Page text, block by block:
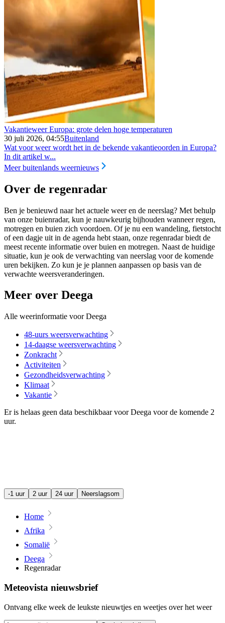
Vakantieweer Europa: grote delen hoge temperaturen
30 juli 2026, 04:55Buitenland
Wat voor weer wordt het in de bekende vakantieoorden in Europa?
In dit artikel w...
Meer buitenlands weernieuws
Over de regenradar
Ben je benieuwd naar het actuele weer en de neerslag? Met behulp
van onze buienradar, kun je nauwkeurig bijhouden wanneer regen,
motregen en buien zich voordoen. Of je nu een wandeling, fietstocht
of een dagje uit in de agenda hebt staan, onze regenradar biedt de
meest recente informatie over buien en motregen. Naast de huidige
situatie, kun je ook de verwachting van neerslag voor de komende
uren bekijken. Zo kun je je plannen aanpassen op basis van de
verwachte weersveranderingen.
Meer over Deega
Alle weerinformatie voor Deega
48-uurs weersverwachting
14-daagse weersverwachting
Zonkracht
Activiteiten
Gezondheidsverwachting
Klimaat
Vakantie
Er is helaas geen data beschikbaar voor Deega voor de komende 2
uur.
-1 uur 2 uur 24 uur Neerslagsom
Home
Afrika
Somalië
Deega
Regenradar
Meteovista nieuwsbrief
Ontvang elke week de leukste nieuwtjes en weetjes over het weer